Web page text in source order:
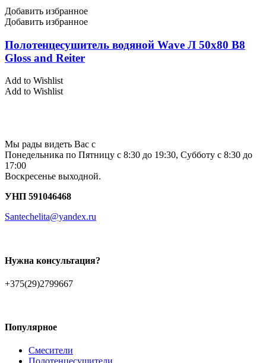
Добавить избранное
Добавить избранное
Полотенцесушитель водяной Wave Л 50х80 В8
Gloss and Reiter
Add to Wishlist
Add to Wishlist
Мы рады видеть Вас с
Понедельника по Пятницу с 8:30 до 19:30, Субботу с 8:30 до
17:00
Воскресенье выходной.
УНП 591046468
Santechelita@yandex.ru
Нужна консультация?
+375(29)2799667
Популярное
Смесители